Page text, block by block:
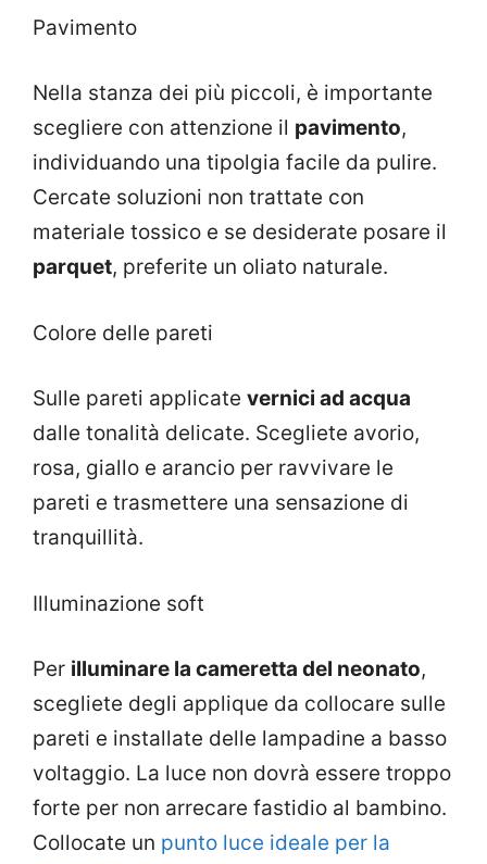
Pavimento
Nella stanza dei più piccoli, è importante
scegliere con attenzione il pavimento,
individuando una tipolgia facile da pulire.
Cercate soluzioni non trattate con
materiale tossico e se desiderate posare il
parquet, preferite un oliato naturale.
Colore delle pareti
Sulle pareti applicate vernici ad acqua
dalle tonalità delicate. Scegliete avorio,
rosa, giallo e arancio per ravvivare le
pareti e trasmettere una sensazione di
tranquillità.
Illuminazione soft
Per illuminare la cameretta del neonato,
scegliete degli applique da collocare sulle
pareti e installate delle lampadine a basso
voltaggio. La luce non dovrà essere troppo
forte per non arrecare fastidio al bambino.
Collocate un punto luce ideale per la